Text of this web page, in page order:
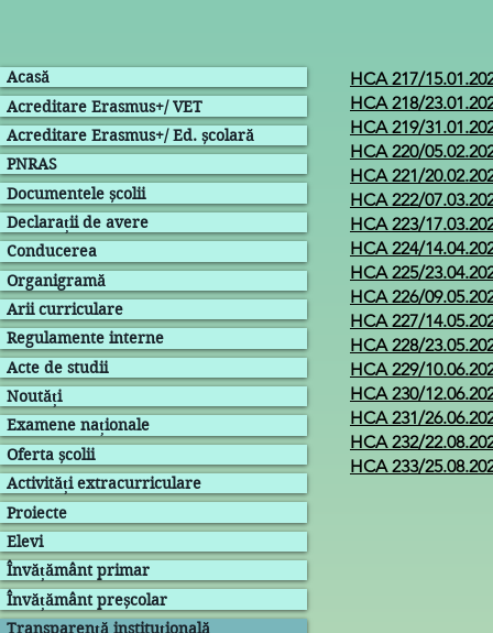
HCA 217/
HCA 218/
HCA 219/
HCA 220/
HCA 221/
HCA 222/
HCA 223/
HCA 224/
HCA 225/
HCA 226/
HCA 227/
HCA 228/
HCA 229/
HCA 230/
HCA 231/
HCA 232/
HCA 233/
Acasă
Acreditare Erasmus+/ VET
Acreditare Erasmus+/ Ed. școlară
PNRAS
Documentele școlii
Declarații de avere
Conducerea
Organigramă
Arii curriculare
Regulamente interne
Acte de studii
Noutăți
Examene naționale
Oferta școlii
Activități extracurriculare
Proiecte
Elevi
Învățământ primar
Învățământ preșcolar
Transparență instituțională